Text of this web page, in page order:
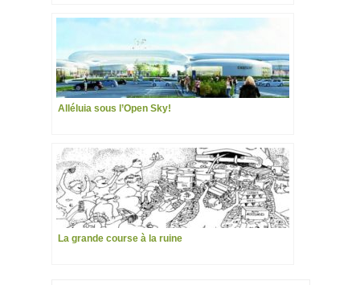
Alléluia sous l’Open Sky!
La grande course à la ruine